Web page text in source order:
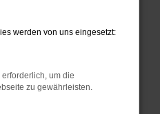
werden von uns eingesetzt:
um die
zu gewährleisten.